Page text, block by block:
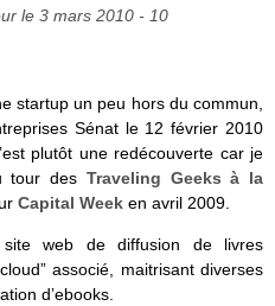
le 3 mars 2010 - 10
startup un peu hors du commun,
Sénat le 12 février 2010
plutôt une redécouverte car je
tour des Traveling Geeks à la
Capital Week en avril 2009.
web de diffusion de livres
associé, maitrisant diverses
d’ebooks.